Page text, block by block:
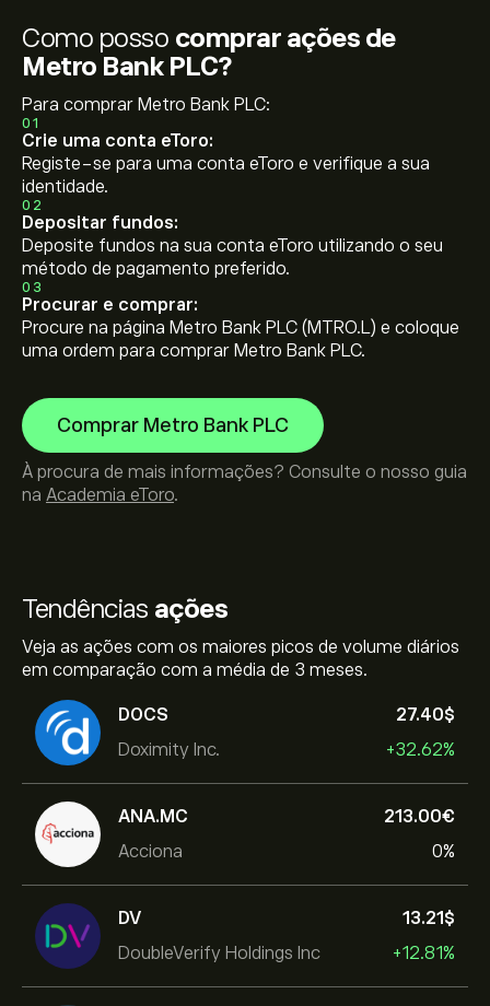
Tendências ações
Veja as ações com os maiores picos de volume diários
em comparação com a média de 3 meses.
DOCS
Doximity Inc.
27.40‎$‎
+32.62%
ANA.MC
Acciona
213.00‎€‎
0%
DV
DoubleVerify Holdings Inc
13.21‎$‎
+12.81%
Como posso comprar ações de
Metro Bank PLC?
Para comprar Metro Bank PLC:
01
Crie uma conta eToro:
Registe-se para uma conta eToro e verifique a sua
identidade.
02
Depositar fundos:
Deposite fundos na sua conta eToro utilizando o seu
método de pagamento preferido.
03
Procurar e comprar:
Procure na página Metro Bank PLC (MTRO.L) e coloque
uma ordem para comprar Metro Bank PLC.
Comprar Metro Bank PLC
À procura de mais informações? Consulte o nosso guia
na Academia eToro.